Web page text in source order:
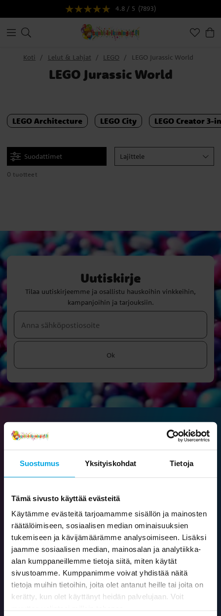
Suostumus Yksityiskohdat Tietoja
Tämä sivusto käyttää evästeitä
Käytämme evästeitä tarjoamamme sisällön ja mainosten
räätälöimiseen, sosiaalisen median ominaisuuksien
tukemiseen ja kävijämäärämme analysoimiseen. Lisäksi
jaamme sosiaalisen median, mainosalan ja analytiikka-
alan kumppaneillemme tietoja siitä, miten käytät
sivustoamme. Kumppanimme voivat yhdistää näitä
tietoja muihin tietoihin, joita olet antanut heille tai joita on
kerätty, kun olet käyttänyt heidän palvelujaan. Voit
4.8 / 5 (7893)
Koti Lelut & Lahjat LEGO LEGO Jurassic World
LEGO Jurassic World
LEGO Architecture LEGO City LEGO Creator 3-
Suodattimet Lajittele
0 tuotteet
Uutiskirje
Tilaa uutiskirjeemme ja osallistu hauskoihin vinkkeihin,
kampanjoihin ja tarjouksiin.
Ok
Ilmainen toimitus yli 79 € tilauksiin
Saat aina ilmaisen toimituksen yli 79 € arvoisiin tilauksiin
Nopea toimitus
Toimitusaika 3-6 arkipäivää
Turvalliset maksutavat